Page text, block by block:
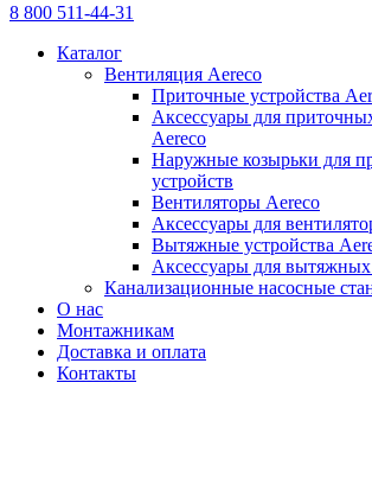
8 800 511-44-31
Каталог
Вентиляция Aereco
Приточные устройства
Аксессуары для
Aereco
Наружные козырьки для
устройств
Вентиляторы Aereco
Аксессуары для
Вытяжные устройства
Аксессуары для вытяжных
Канализационные насосные
О нас
Монтажникам
Доставка и оплата
Контакты